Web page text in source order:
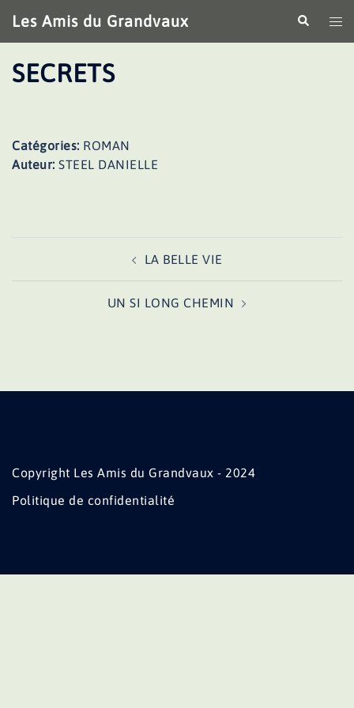
au
contenu
Les Amis du Grandvaux
le
SECRETS
Catégories: ROMAN
Auteur: STEEL DANIELLE
LA BELLE VIE
UN SI LONG CHEMIN
Copyright Les Amis du Grandvaux - 2024
Politique de confidentialité